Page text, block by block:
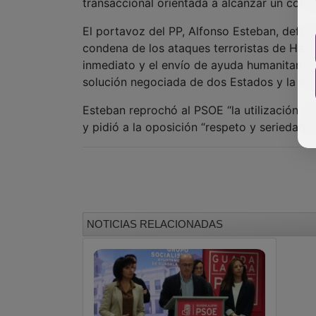
transaccional orientada a alcanzar un
El portavoz del PP, Alfonso Esteban,
condena de los ataques terroristas de
inmediato y el envío de ayuda
solución negociada de dos Estados y la
Esteban reprochó al PSOE “la utilización
y pidió a la oposición “respeto y seriedad
NOTICIAS RELACIONADAS